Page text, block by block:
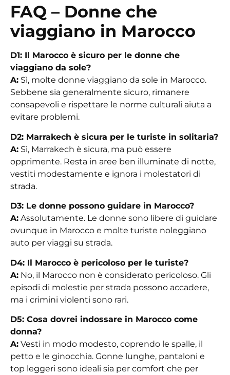
FAQ – Donne che
viaggiano in Marocco
D1: Il Marocco è sicuro per le donne che
viaggiano da sole?
A: Sì, molte donne viaggiano da sole in Marocco.
Sebbene sia generalmente sicuro, rimanere
consapevoli e rispettare le norme culturali aiuta a
evitare problemi.
D2: Marrakech è sicura per le turiste in solitaria?
A: Sì, Marrakech è sicura, ma può essere
opprimente. Resta in aree ben illuminate di notte,
vestiti modestamente e ignora i molestatori di
strada.
D3: Le donne possono guidare in Marocco?
A: Assolutamente. Le donne sono libere di guidare
ovunque in Marocco e molte turiste noleggiano
auto per viaggi su strada.
D4: Il Marocco è pericoloso per le turiste?
A: No, il Marocco non è considerato pericoloso. Gli
episodi di molestie per strada possono accadere,
ma i crimini violenti sono rari.
D5: Cosa dovrei indossare in Marocco come
donna?
A: Vesti in modo modesto, coprendo le spalle, il
petto e le ginocchia. Gonne lunghe, pantaloni e
top leggeri sono ideali sia per comfort che per